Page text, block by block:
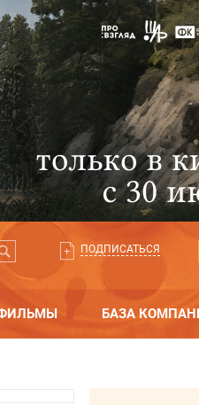
ПОДПИСАТЬСЯ
БАЗА